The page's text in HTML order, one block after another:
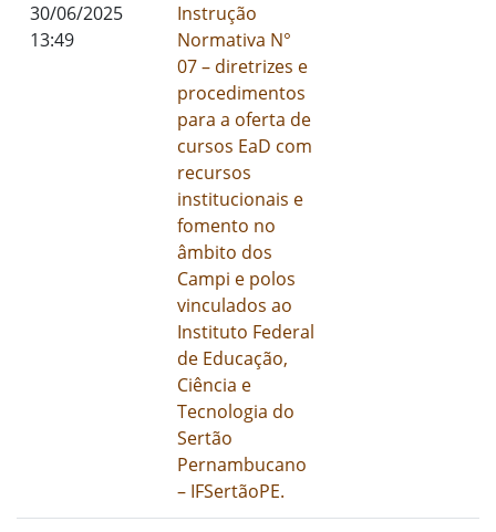
30/06/2025
13:49
Instrução
Normativa N°
07 – diretrizes e
procedimentos
para a oferta de
cursos EaD com
recursos
institucionais e
fomento no
âmbito dos
Campi e polos
vinculados ao
Instituto Federal
de Educação,
Ciência e
Tecnologia do
Sertão
Pernambucano
– IFSertãoPE.